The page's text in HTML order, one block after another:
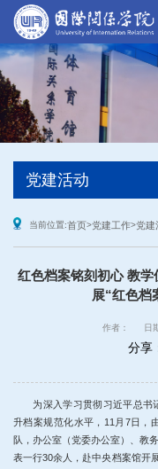
党建活动
当前位置:首页>党建工作>党建
红色档案铭刻初心 教
展“红色档
作者： 日
分享
为深入学习贯彻习近平总书
升档案规范化水平，11月7日，
队，办公室（党委办公室）、教
表一行30余人，赴中央档案馆开